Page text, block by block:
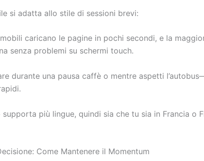
si adatta allo stile di sessioni brevi:
caricano le pagine in pochi secondi, e la
senza problemi su schermi touch.
durante una pausa caffè o mentre aspetti
supporta più lingue, quindi sia che tu sia in Francia o
Come Mantenere il Momentum